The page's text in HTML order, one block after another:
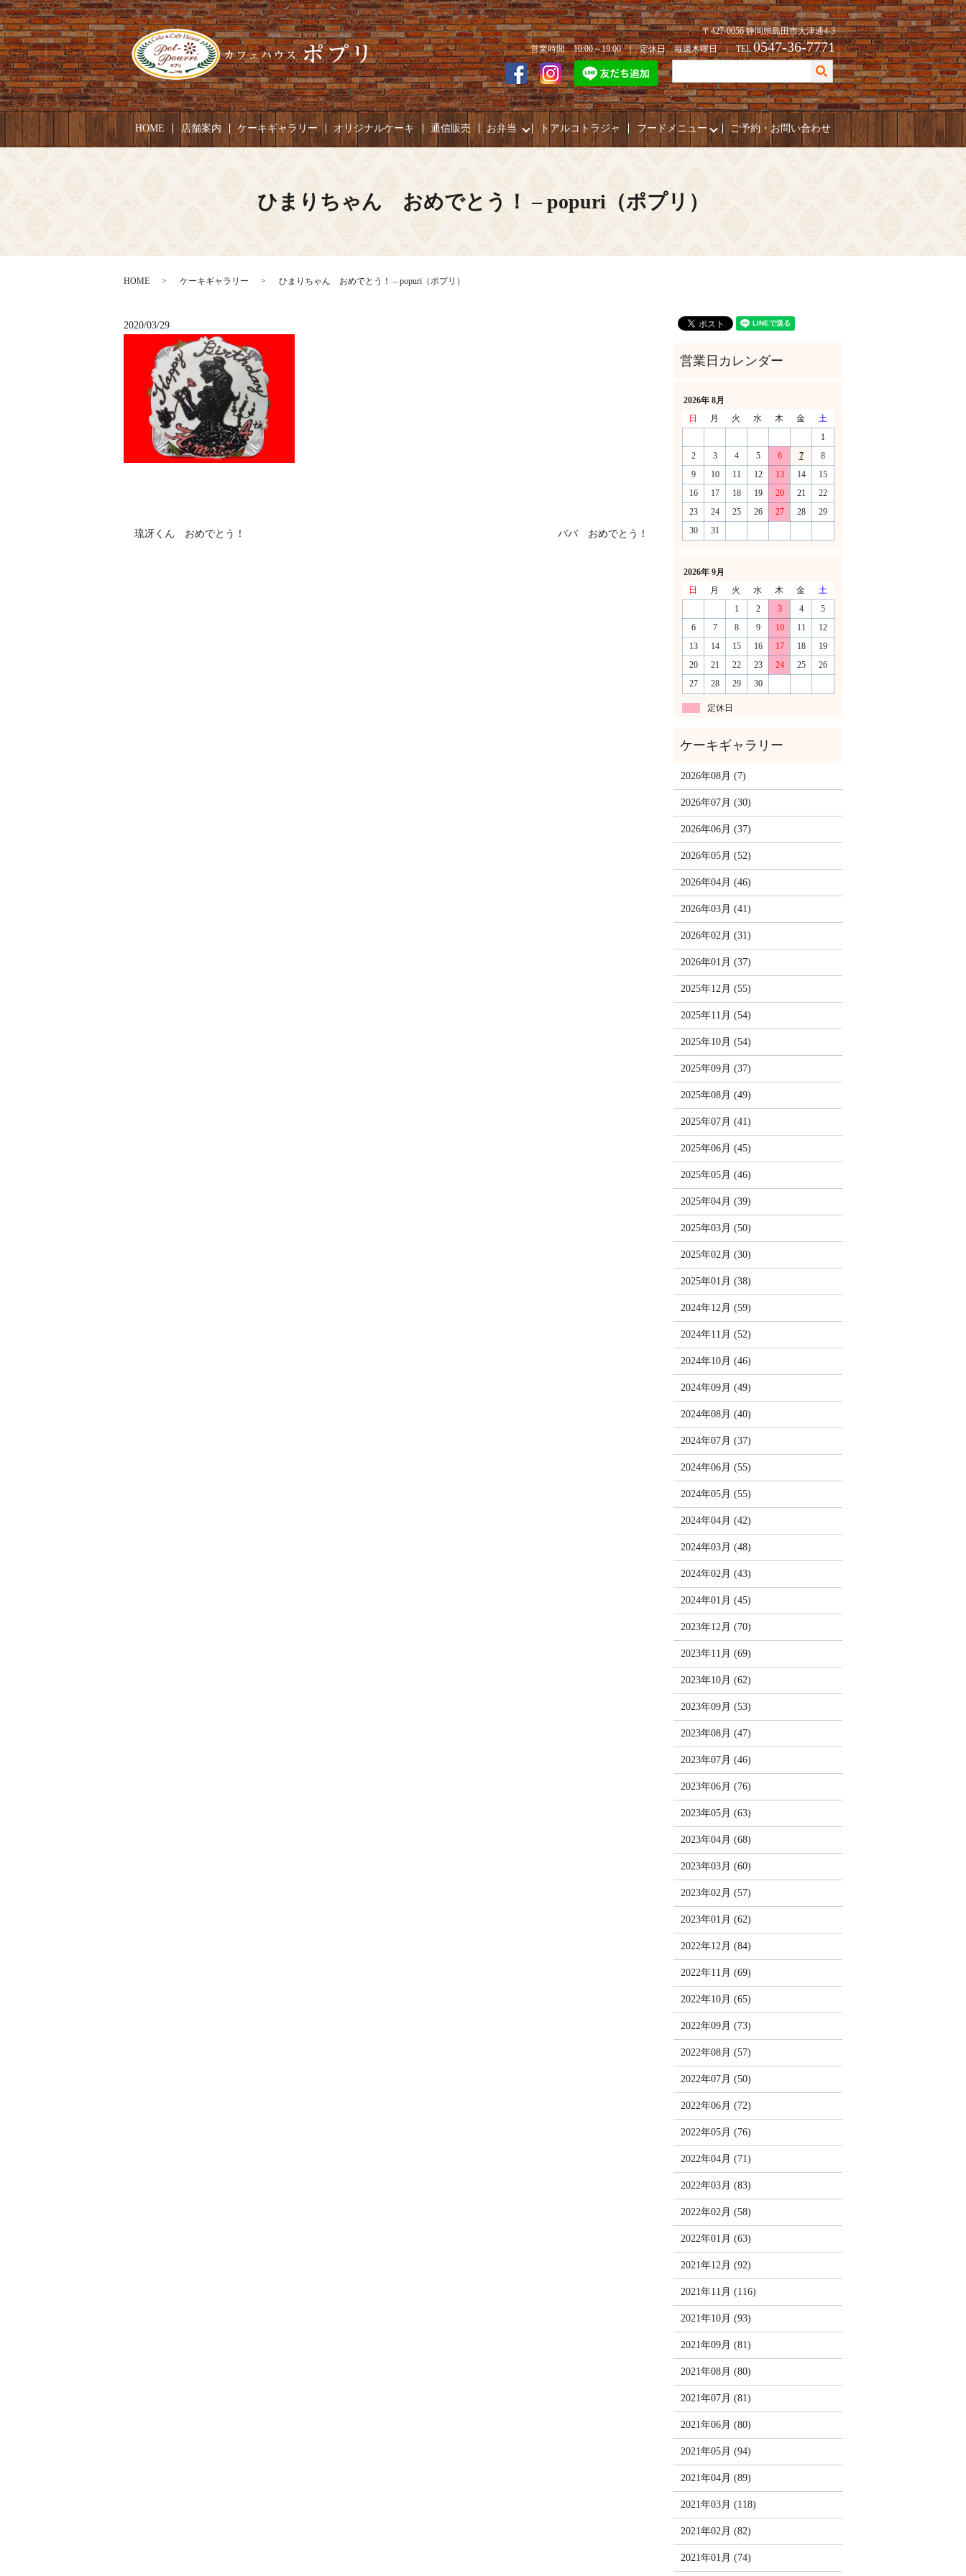
〒427-0056 静岡県島田市大津通4-3
営業時間 10:00～19:00 | 定休日 毎週木曜日 | TEL0547-36-7771
HOME 店舗案内 ケーキギャラリー オリジナルケーキ 通信販売 お弁当 トアルコトラジャ フードメニュー ご予約・お問い合わせ
ひまりちゃん おめでとう！ – popuri（ポプリ）
HOME ケーキギャラリー ひまりちゃん おめでとう！ – popuri（ポプリ）
2020/03/29
琉冴くん おめでとう！ パパ おめでとう！
2026年 8月
日
月 火 水 木 金
土
1
2
3 4 5 6 7
8
9
10 11 12 13 14
15
16
17 18 19 20 21
22
23
24 25 26 27 28
29
30
31
2026年 9月
日
月 火 水 木 金
土
1
2 3 4
5
6
7 8 9 10 11
12
13
14 15 16 17 18
19
20
21 22 23 24 25
26
27
28 29 30
定休日
2026年08月 (7)
2026年07月 (30)
2026年06月 (37)
2026年05月 (52)
2026年04月 (46)
2026年03月 (41)
2026年02月 (31)
2026年01月 (37)
2025年12月 (55)
2025年11月 (54)
2025年10月 (54)
2025年09月 (37)
2025年08月 (49)
2025年07月 (41)
2025年06月 (45)
2025年05月 (46)
2025年04月 (39)
2025年03月 (50)
2025年02月 (30)
2025年01月 (38)
2024年12月 (59)
2024年11月 (52)
2024年10月 (46)
2024年09月 (49)
2024年08月 (40)
2024年07月 (37)
2024年06月 (55)
2024年05月 (55)
2024年04月 (42)
2024年03月 (48)
2024年02月 (43)
2024年01月 (45)
2023年12月 (70)
2023年11月 (69)
2023年10月 (62)
2023年09月 (53)
2023年08月 (47)
2023年07月 (46)
2023年06月 (76)
2023年05月 (63)
2023年04月 (68)
2023年03月 (60)
2023年02月 (57)
2023年01月 (62)
2022年12月 (84)
2022年11月 (69)
2022年10月 (65)
2022年09月 (73)
2022年08月 (57)
2022年07月 (50)
2022年06月 (72)
2022年05月 (76)
2022年04月 (71)
2022年03月 (83)
2022年02月 (58)
2022年01月 (63)
2021年12月 (92)
2021年11月 (116)
2021年10月 (93)
2021年09月 (81)
2021年08月 (80)
2021年07月 (81)
2021年06月 (80)
2021年05月 (94)
2021年04月 (89)
2021年03月 (118)
2021年02月 (82)
2021年01月 (74)